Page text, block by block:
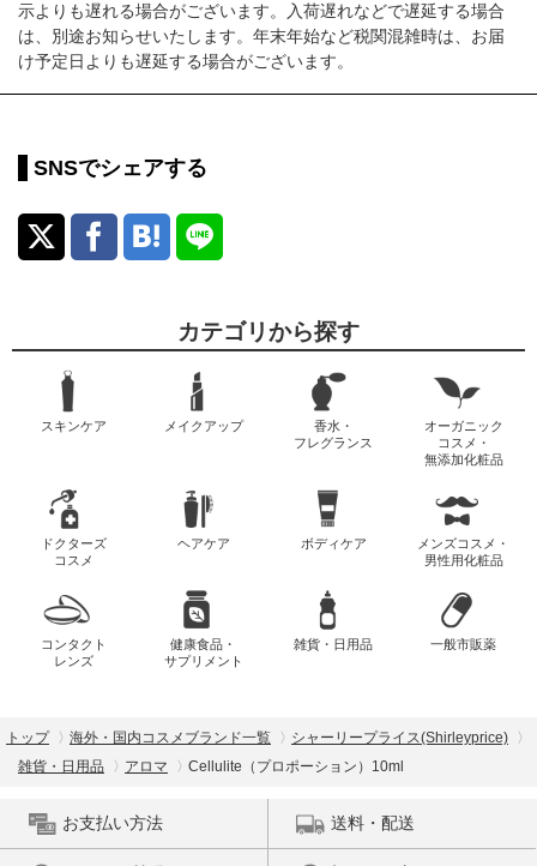
示よりも遅れる場合がございます。入荷遅れなどで遅延する場合
は、別途お知らせいたします。年末年始など税関混雑時は、お届
け予定日よりも遅延する場合がございます。
SNSでシェアする
カテゴリから探す
スキンケア メイクアップ
香水・
フレグランス
オーガニック
コスメ・
無添加化粧品
ドクターズ
コスメ
ヘアケア ボディケア
メンズコスメ・
男性用化粧品
コンタクト
レンズ
健康食品・
サプリメント
雑貨・日用品 一般市販薬
トップ 海外・国内コスメブランド一覧
シャーリープライス(Shirleyprice)
雑貨・日用品
アロマ Cellulite（プロポーション）10ml
お支払い方法 送料・配送